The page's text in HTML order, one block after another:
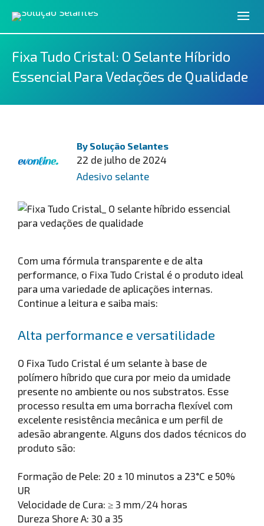
Fixa Tudo Cristal: O Selante Híbrido
Essencial Para Vedações de Qualidade
By Solução Selantes
22 de julho de 2024
Adesivo selante
Com uma fórmula transparente e de alta
performance, o Fixa Tudo Cristal é o produto ideal
para uma variedade de aplicações internas.
Continue a leitura e saiba mais:
Alta performance e versatilidade
O Fixa Tudo Cristal é um selante à base de
polímero híbrido que cura por meio da umidade
presente no ambiente ou nos substratos. Esse
processo resulta em uma borracha flexível com
excelente resistência mecânica e um perfil de
adesão abrangente. Alguns dos dados técnicos do
produto são:
Formação de Pele: 20 ± 10 minutos a 23°C e 50%
UR
Velocidade de Cura: ≥ 3 mm/24 horas
Dureza Shore A: 30 a 35